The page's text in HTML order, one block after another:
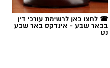
☎ לחצו כאן לרשימת עורכי דין
בבאר שבע - אינדקס באר שבע
נט